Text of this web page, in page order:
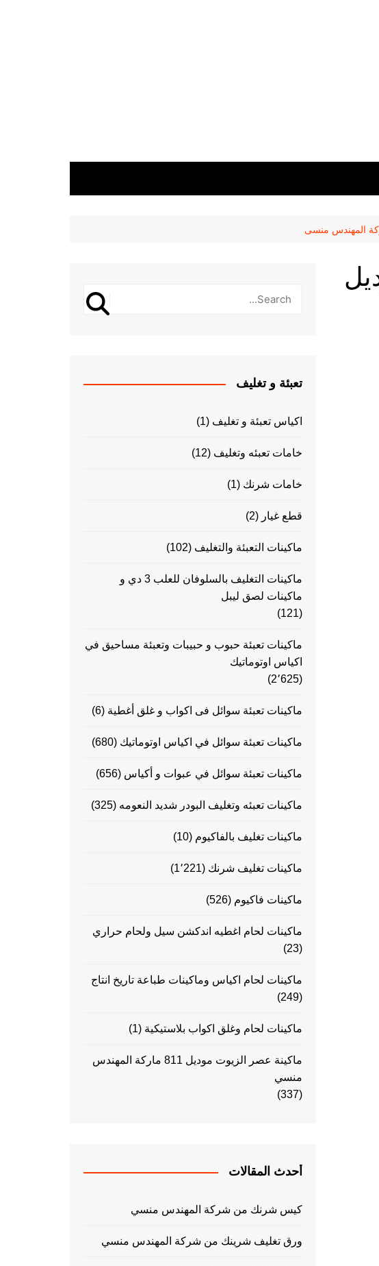
تعبئة و تغليف
اكياس تعبئة و تغليف (1)
خامات تعبئه وتغليف (12)
خامات شرنك (1)
قطع غيار (2)
ماكينات التعبئة والتغليف (102)
ماكينات التغليف بالسلوفان للعلب 3 دي و
ماكينات لصق ليبل
(121)
ماكينات تعبئة حبوب و حبيبات وتعبئة مساحيق في
اكياس اوتوماتيك
(2٬625)
ماكينات تعبئة سوائل فى اكواب و غلق أغطية (6)
ماكينات تعبئة سوائل في اكياس اوتوماتيك (680)
ماكينات تعبئة سوائل في عبوات و أكياس (656)
ماكينات تعبئه وتغليف البودر شديد النعومه (325)
ماكينات تغليف بالفاكيوم (10)
ماكينات تغليف شرنك (1٬221)
ماكينات فاكيوم (526)
ماكينات لحام اغطيه اندكشن سيل ولحام حراري
(23)
ماكينات لحام اكياس وماكينات طباعة تاريخ انتاج
(249)
ماكينات لحام وغلق اكواب بلاستيكية (1)
ماكينة عصر الزيوت موديل 811 ماركة المهندس
منسي
(337)
أحدث المقالات
كيس شرنك من شركة المهندس منسي
ورق تغليف شرينك من شركة المهندس منسي